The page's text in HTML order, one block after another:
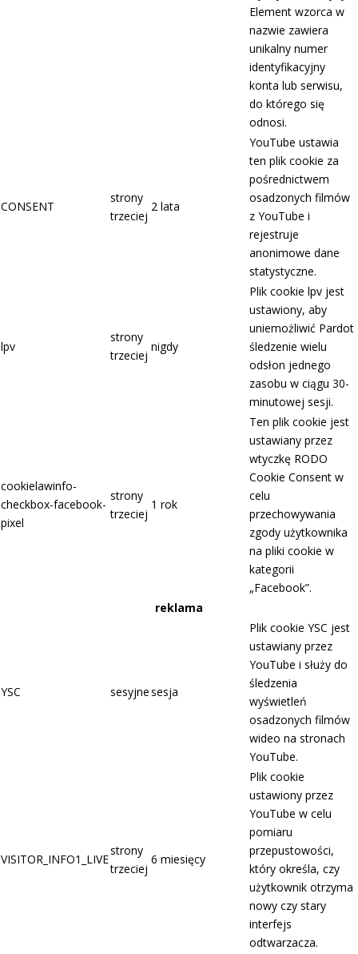
Element wzorca w
nazwie zawiera
unikalny numer
identyfikacyjny
konta lub serwisu,
do którego się
odnosi.
CONSENT
strony
trzeciej
2 lata
YouTube ustawia
ten plik cookie za
pośrednictwem
osadzonych filmów
z YouTube i
rejestruje
anonimowe dane
statystyczne.
lpv
strony
trzeciej
nigdy
Plik cookie lpv jest
ustawiony, aby
uniemożliwić Pardot
śledzenie wielu
odsłon jednego
zasobu w ciągu 30-
minutowej sesji.
cookielawinfo-
checkbox-facebook-
pixel
strony
trzeciej
1 rok
Ten plik cookie jest
ustawiany przez
wtyczkę RODO
Cookie Consent w
celu
przechowywania
zgody użytkownika
na pliki cookie w
kategorii
„Facebook”.
reklama
YSC sesyjnesesja
Plik cookie YSC jest
ustawiany przez
YouTube i służy do
śledzenia
wyświetleń
osadzonych filmów
wideo na stronach
YouTube.
VISITOR_INFO1_LIVE
strony
trzeciej
6 miesięcy
Plik cookie
ustawiony przez
YouTube w celu
pomiaru
przepustowości,
który określa, czy
użytkownik otrzyma
nowy czy stary
interfejs
odtwarzacza.